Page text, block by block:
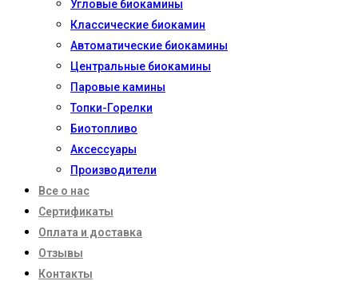
Угловые биокамины
Классические биокамин
Автоматические биокамины
Центральные биокамины
Паровые камины
Топки-Горелки
Биотопливо
Аксессуары
Производители
Все о нас
Сертификаты
Оплата и доставка
Отзывы
Контакты